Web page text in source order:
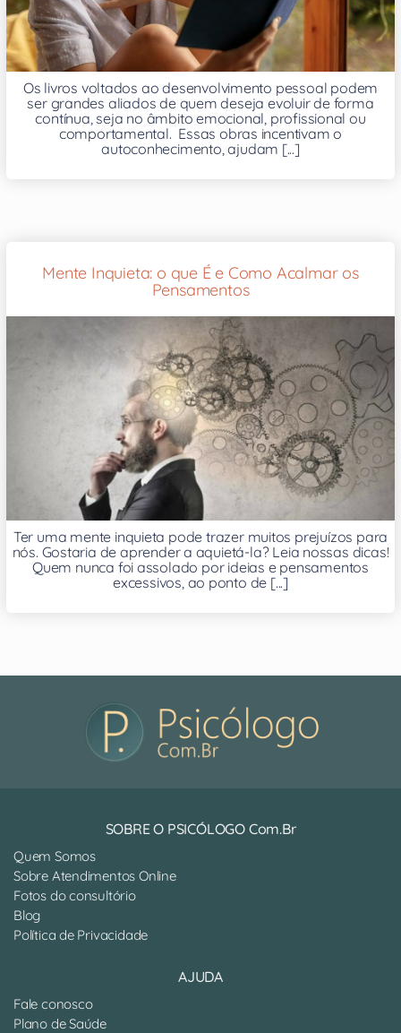
Os livros voltados ao desenvolvimento pessoal podem
ser grandes aliados de quem deseja evoluir de forma
contínua, seja no âmbito emocional, profissional ou
comportamental. Essas obras incentivam o
autoconhecimento, ajudam [...]
Mente Inquieta: o que É e Como Acalmar os
Pensamentos
Ter uma mente inquieta pode trazer muitos prejuízos para
nós. Gostaria de aprender a aquietá-la? Leia nossas dicas!
Quem nunca foi assolado por ideias e pensamentos
excessivos, ao ponto de [...]
SOBRE O PSICÓLOGO Com.Br
Quem Somos
Sobre Atendimentos Online
Fotos do consultório
Blog
Política de Privacidade
AJUDA
Fale conosco
Plano de Saúde